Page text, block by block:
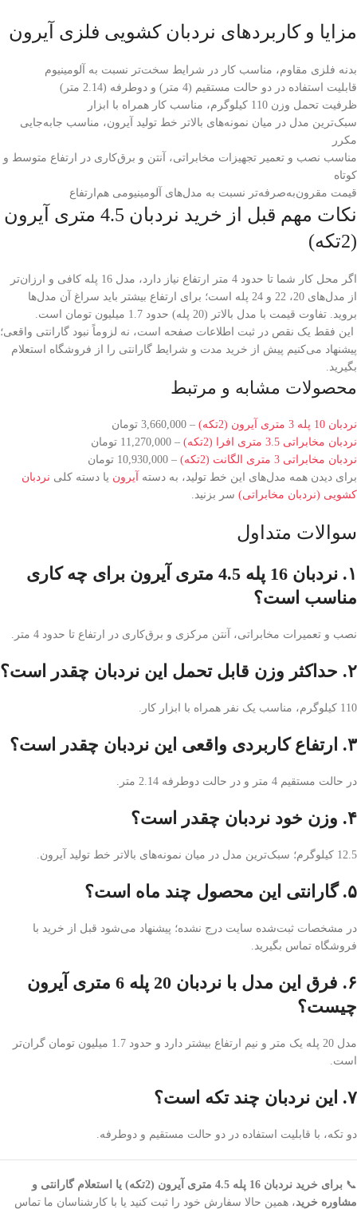
مزایا و کاربردهای نردبان کشویی فلزی آیرون
بدنه فلزی مقاوم، مناسب کار در شرایط سخت‌تر نسبت به آلومینیوم
قابلیت استفاده در دو حالت مستقیم (4 متر) و دوطرفه (2.14 متر)
ظرفیت تحمل وزن 110 کیلوگرم، مناسب کار همراه با ابزار
سبک‌ترین مدل در میان نمونه‌های بالاتر خط تولید آیرون، مناسب جابه‌جایی
مکرر
مناسب نصب و تعمیر تجهیزات مخابراتی، آنتن و برق‌کاری در ارتفاع متوسط و
کوتاه
قیمت مقرون‌به‌صرفه‌تر نسبت به مدل‌های آلومینیومی هم‌ارتفاع
نکات مهم قبل از خرید نردبان 4.5 متری آیرون
(2تکه)
اگر محل کار شما تا حدود 4 متر ارتفاع نیاز دارد، مدل 16 پله کافی و ارزان‌تر
از مدل‌های 20، 22 و 24 پله است؛ برای ارتفاع بیشتر باید سراغ آن مدل‌ها
بروید. تفاوت قیمت با مدل بالاتر (20 پله) حدود 1.7 میلیون تومان است.
این فقط یک نقص در ثبت اطلاعات صفحه است، نه لزوماً نبود گارانتی واقعی؛
پیشنهاد می‌کنیم پیش از خرید مدت و شرایط گارانتی را از فروشگاه استعلام
بگیرید.
محصولات مشابه و مرتبط
نردبان 10 پله 3 متری آیرون (2تکه)
– 3,660,000 تومان
نردبان مخابراتی 3.5 متری افرا (2تکه)
– 11,270,000 تومان
نردبان مخابراتی 3 متری الگانت (2تکه)
– 10,930,000 تومان
برای دیدن همه مدل‌های این خط تولید، به دسته
آیرون یا دسته کلی نردبان
کشویی (نردبان مخابراتی) سر بزنید.
سوالات متداول
۱. نردبان 16 پله 4.5 متری آیرون برای چه کاری
مناسب است؟
نصب و تعمیرات مخابراتی، آنتن مرکزی و برق‌کاری در ارتفاع تا حدود 4 متر.
۲. حداکثر وزن قابل تحمل این نردبان چقدر است؟
110 کیلوگرم، مناسب یک نفر همراه با ابزار کار.
۳. ارتفاع کاربردی واقعی این نردبان چقدر است؟
در حالت مستقیم 4 متر و در حالت دوطرفه 2.14 متر.
۴. وزن خود نردبان چقدر است؟
12.5 کیلوگرم؛ سبک‌ترین مدل در میان نمونه‌های بالاتر خط تولید آیرون.
۵. گارانتی این محصول چند ماه است؟
در مشخصات ثبت‌شده سایت درج نشده؛ پیشنهاد می‌شود قبل از خرید با
فروشگاه تماس بگیرید.
۶. فرق این مدل با نردبان 20 پله 6 متری آیرون
چیست؟
مدل 20 پله یک متر و نیم ارتفاع بیشتر دارد و حدود 1.7 میلیون تومان گران‌تر
است.
۷. این نردبان چند تکه است؟
دو تکه، با قابلیت استفاده در دو حالت مستقیم و دوطرفه.
📞
برای خرید نردبان 16 پله 4.5 متری آیرون (2تکه) یا استعلام گارانتی و
مشاوره خرید، همین حالا سفارش خود را ثبت کنید یا با کارشناسان ما تماس